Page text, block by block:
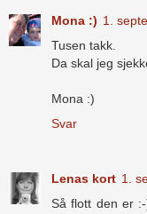
Mona :) 1.
Tusen takk.
Da skal jeg
Mona :)
Svar
Lenas kort 1.
Så flott den er